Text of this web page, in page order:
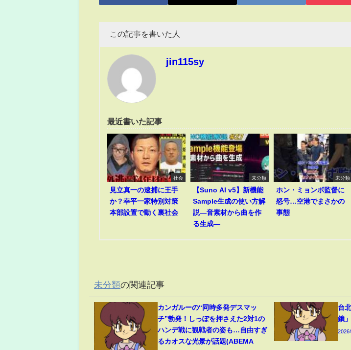
この記事を書いた人
jin115sy
最近書いた記事
社会
見立真一の逮捕に王手
か？幸平一家特別対策
本部設置で動く裏社会
未分類
【Suno AI v5】新機能
Sample生成の使い方解
説―音素材から曲を作
る生成―
未分類
ホン・ミョンボ監督に
怒号…空港でまさかの
事態
未分類の関連記事
カンガルーの“同時多発デスマッ
チ”勃発！しっぽを押さえた2対1の
ハンデ戦に観戦者の姿も…自由すぎ
るカオスな光景が話題(ABEMA
台
鎖
2026